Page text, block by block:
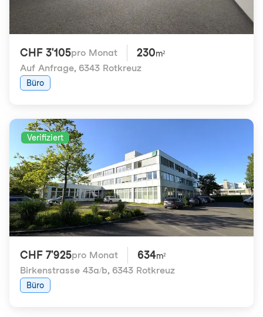
CHF 3'105pro Monat 230m²
Auf Anfrage, 6343 Rotkreuz
Büro
Verifiziert
CHF 7'925pro Monat 634m²
Birkenstrasse 43a/b, 6343 Rotkreuz
Büro